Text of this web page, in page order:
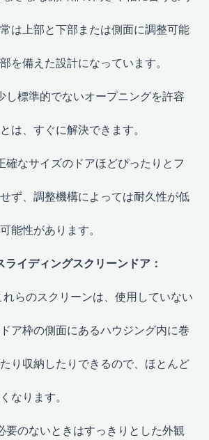
は上部と下部または側面に調整可能
を備えた設計になっています。
し標準的でないオープニングを許容
は、すぐに解決できます。
確なサイズのドアほどぴったりとフ
ず、調整機構によっては耐久性が低
能性があります。
ライディングスクリーンドア：
れらのスクリーンは、使用していない
ア枠の側面にあるハウジング内に巻
り収納したりできるので、ほとんど
なります。
要のないときはすっきりとした外観